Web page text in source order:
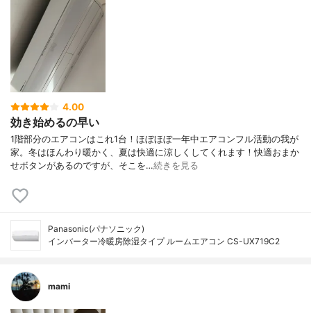
4.00
効き始めるの早い
1階部分のエアコンはこれ1台！ほぼほぼ一年中エアコンフル活動の我が
家。冬はほんわり暖かく、夏は快適に涼しくしてくれます！快適おまか
せボタンがあるのですが、そこを…続きを見る
Panasonic(パナソニック)
インバーター冷暖房除湿タイプ ルームエアコン CS-UX719C2
mami